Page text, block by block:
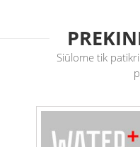
Siūlome tik